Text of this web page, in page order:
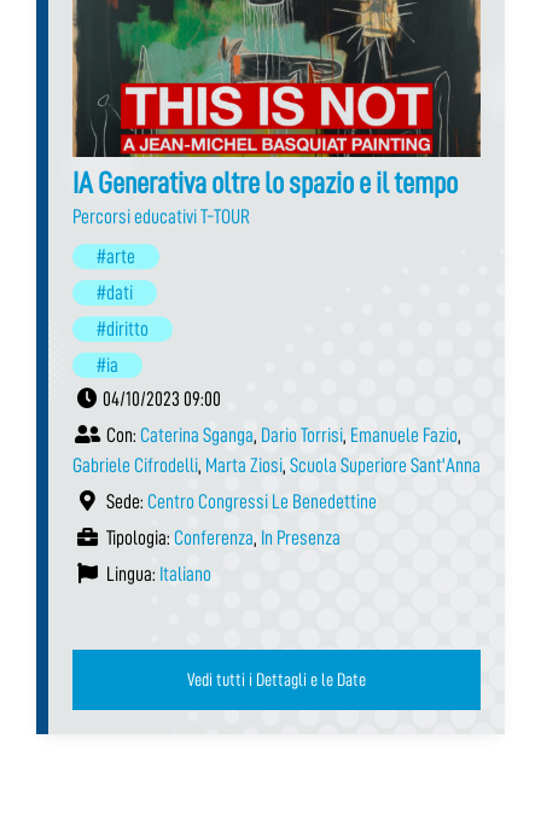
IA Generativa oltre lo spazio e il tempo
Percorsi educativi T-TOUR
#arte
#dati
#diritto
#ia
04/10/2023 09:00
Con: Caterina Sganga, Dario Torrisi, Emanuele Fazio,
Gabriele Cifrodelli, Marta Ziosi, Scuola Superiore Sant'Anna
Sede: Centro Congressi Le Benedettine
Tipologia: Conferenza, In Presenza
Lingua: Italiano
Vedi tutti i Dettagli e le Date